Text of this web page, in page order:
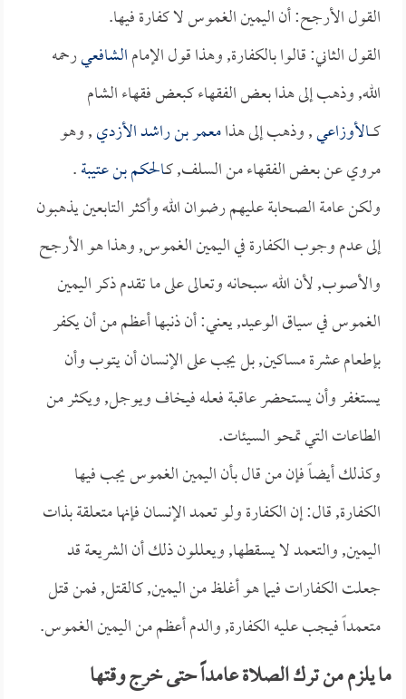
القول الأرجح: أن اليمين الغموس لا كفارة فيها.
القول الثاني: قالوا بالكفارة, وهذا قول الإمامالشافعيرحمه
الله, وذهب إلى هذا بعض الفقهاء كبعض فقهاء الشام
كــــالأوزاعي, وذهب إلى هذامعمر بن راشد الأزدي, وهو
مروي عن بعض الفقهاء من السلف, كـالحكم بن عتيبة.
ولكن عامة الصحابة عليهم رضوان الله وأكثر التابعين يذهبون
إلى عدم وجوب الكفارة في اليمين الغموس, وهذا هو الأرجح
والأصوب, لأن الله سبحانه وتعالى على ما تقدم ذكر اليمين
الغموس في سياق الوعيد, يعني: أن ذنبها أعظم من أن يكفر
بإطعام عشرة مساكين, بل يجب على الإنسان أن يتوب وأن
يستغفر وأن يستحضر عاقبة فعله فيخاف ويوجل, ويكثر من
الطاعات التي تمحو السيئات.
وكذلك أيضاً فإن من قال بأن اليمين الغموس يجب فيها
الكفارة, قال: إن الكفارة ولو تعمد الإنسان فإنها متعلقة بذات
اليمين, والتعمد لا يسقطها, ويعللون ذلك أن الشريعة قد
جعلت الكفارات فيما هو أغلظ من اليمين, كالقتل, فمن قتل
متعمداً فيجب عليه الكفارة, والدم أعظم من اليمين الغموس.
ما يلزم من ترك الصلاة عامداً حتى خرج وقتها